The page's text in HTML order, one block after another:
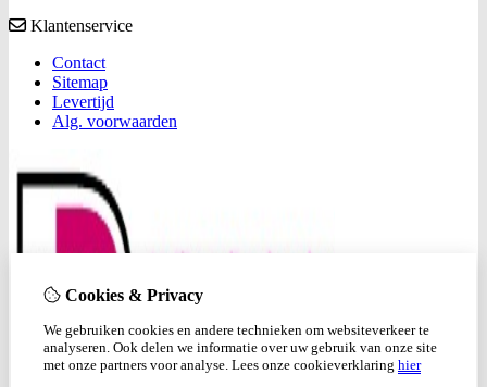
Klantenservice
Contact
Sitemap
Levertijd
Alg. voorwaarden
Cookies & Privacy
We gebruiken cookies en andere technieken om websiteverkeer te
analyseren. Ook delen we informatie over uw gebruik van onze site
met onze partners voor analyse. Lees onze cookieverklaring hier